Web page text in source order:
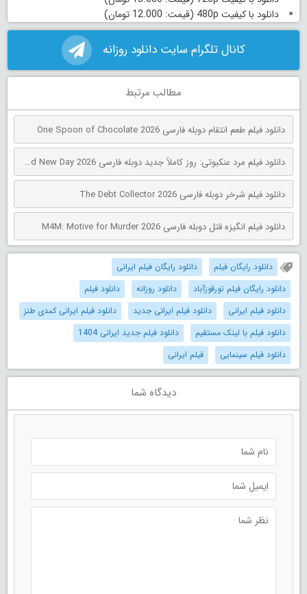
دانلود با کیفیت 480p (قیمت: 12.000 تومان)
کانال تلگرام سایت دانلود روزانه
مطالب مرتبط
دانلود فیلم طعم انتقام دوبله فارسی One Spoon of Chocolate 2026
دانلود فیلم مرد عنکبوتی: روز کاملاً جدید دوبله فارسی Spider-Man: Brand New Day 2026
دانلود فیلم شرخر دوبله فارسی The Debt Collector 2026
دانلود فیلم انگیزه قتل دوبله فارسی M4M: Motive for Murder 2026
دانلود رایگان فیلم
دانلود رایگان فیلم ایرانی
دانلود رایگان فیلم تورقوزآباد
دانلود روزانه
دانلود فیلم
دانلود فیلم ایرانی
دانلود فیلم ایرانی جدید
دانلود فیلم ایرانی کمدی طنز
دانلود فیلم با لینک مستقیم
دانلود فیلم جدید ایرانی 1404
دانلود فیلم سینمایی
فیلم ایرانی
دیدگاه شما